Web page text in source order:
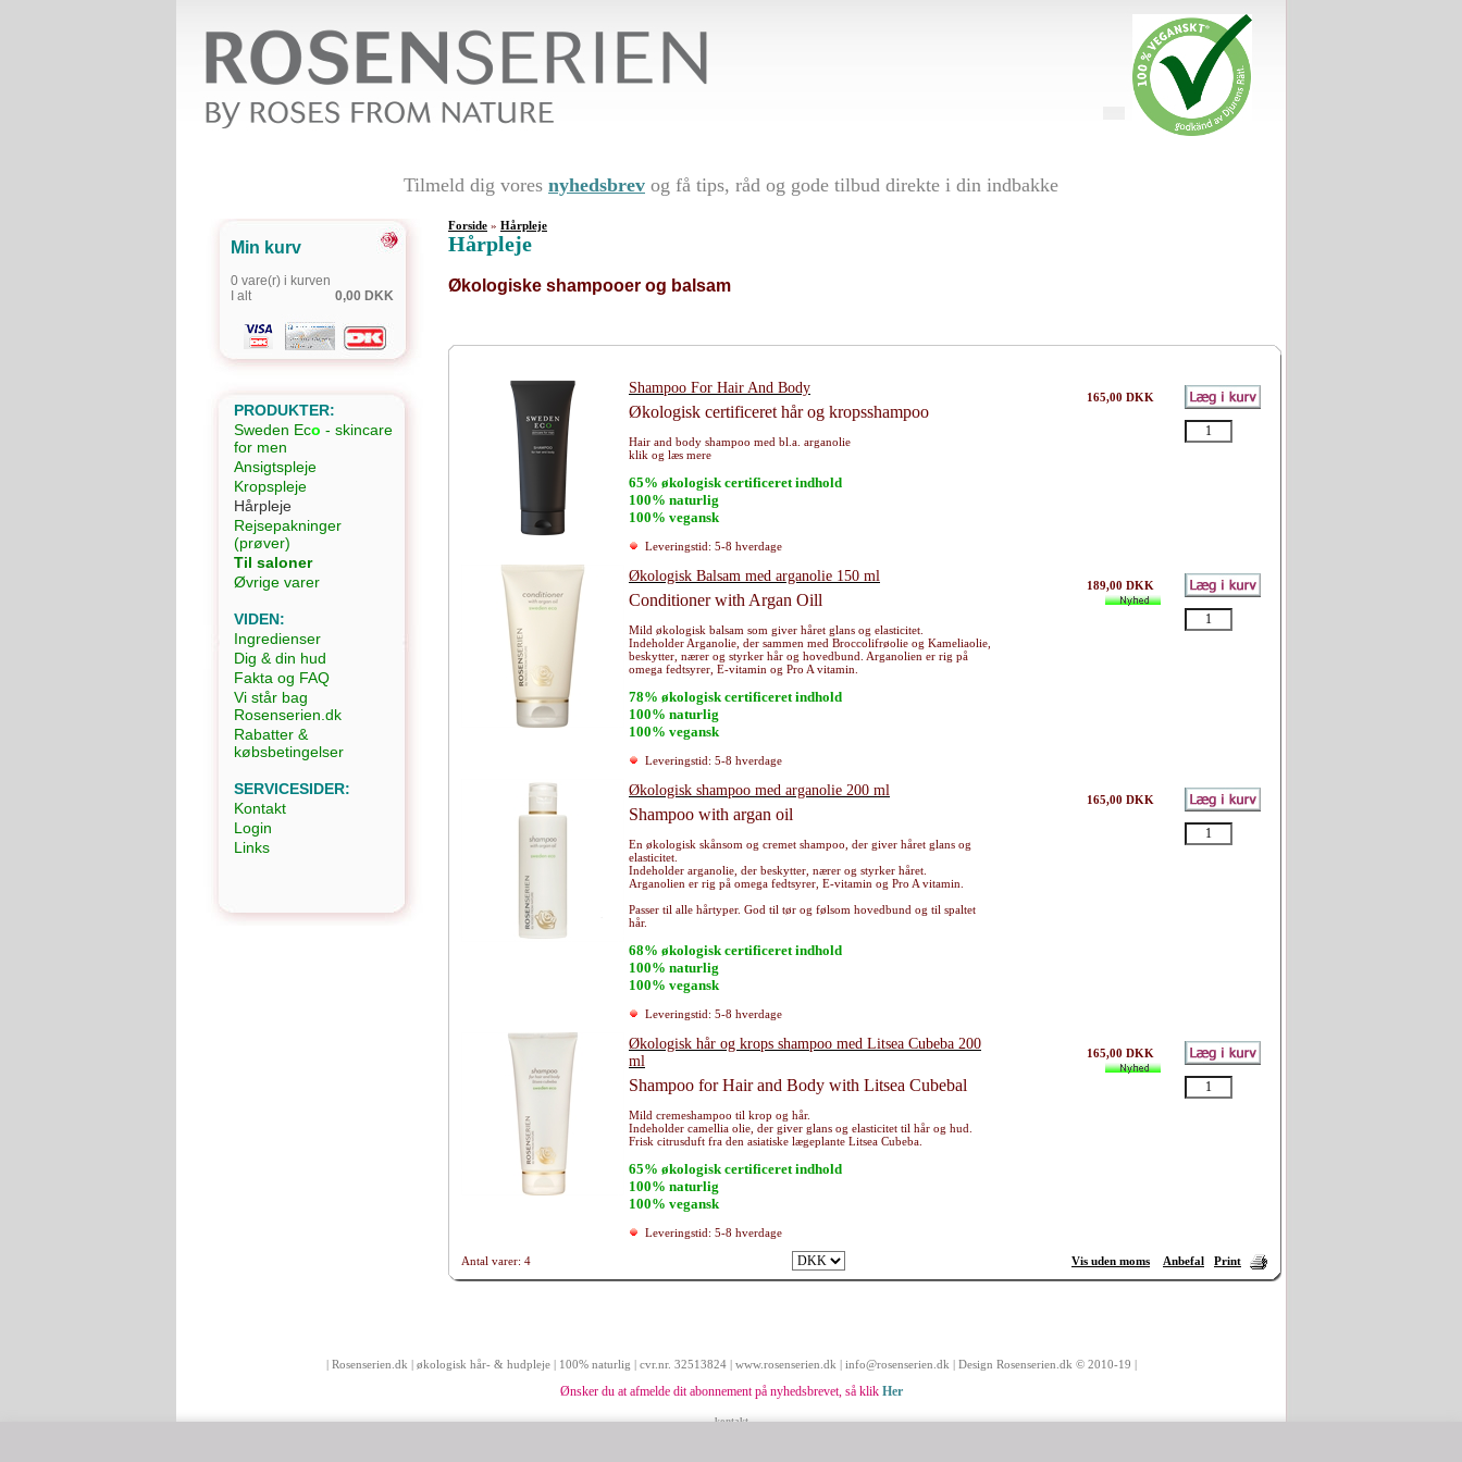
Tilmeld dig vores nyhedsbrev og få tips, råd og gode tilbud direkte i din indbakke
Min kurv
0 vare(r) i kurven
I alt
0,00 DKK
PRODUKTER:
Sweden Eco - skincare
for men
Ansigtspleje
Kropspleje
Hårpleje
Rejsepakninger
(prøver)
Til saloner
Øvrige varer
VIDEN:
Ingredienser
Dig & din hud
Fakta og FAQ
Vi står bag
Rosenserien.dk
Rabatter &
købsbetingelser
SERVICESIDER:
Kontakt
Login
Links
Forside » Hårpleje
Hårpleje
Økologiske shampooer og balsam
Shampoo For Hair And Body
Økologisk certificeret hår og kropsshampoo
Hair and body shampoo med bl.a. arganolie
klik og læs mere
65% økologisk certificeret indhold
100% naturlig
100% vegansk
Leveringstid: 5-8 hverdage
165,00 DKK
Økologisk Balsam med arganolie 150 ml
Conditioner with Argan Oill
Mild økologisk balsam som giver håret glans og elasticitet.
Indeholder Arganolie, der sammen med Broccolifrøolie og Kameliaolie,
beskytter, nærer og styrker hår og hovedbund. Arganolien er rig på
omega fedtsyrer, E-vitamin og Pro A vitamin.
78% økologisk certificeret indhold
100% naturlig
100% vegansk
Leveringstid: 5-8 hverdage
189,00 DKK
Økologisk shampoo med arganolie 200 ml
Shampoo with argan oil
En økologisk skånsom og cremet shampoo, der giver håret glans og
elasticitet.
Indeholder arganolie, der beskytter, nærer og styrker håret.
Arganolien er rig på omega fedtsyrer, E-vitamin og Pro A vitamin.
Passer til alle hårtyper. God til tør og følsom hovedbund og til spaltet
hår.
68% økologisk certificeret indhold
100% naturlig
100% vegansk
Leveringstid: 5-8 hverdage
165,00 DKK
Økologisk hår og krops shampoo med Litsea Cubeba 200
ml
Shampoo for Hair and Body with Litsea Cubebal
Mild cremeshampoo til krop og hår.
Indeholder camellia olie, der giver glans og elasticitet til hår og hud.
Frisk citrusduft fra den asiatiske lægeplante Litsea Cubeba.
65% økologisk certificeret indhold
100% naturlig
100% vegansk
Leveringstid: 5-8 hverdage
165,00 DKK
Antal varer: 4 Vis uden moms Anbefal Print
| Rosenserien.dk | økologisk hår- & hudpleje | 100% naturlig | cvr.nr. 32513824 | www.rosenserien.dk | info@rosenserien.dk | Design Rosenserien.dk © 2010-19 |
Ønsker du at afmelde dit abonnement på nyhedsbrevet, så klik Her
kontakt